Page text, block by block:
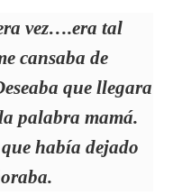
vez….era tal
cansaba de
que llegara
palabra mamá.
había dejado